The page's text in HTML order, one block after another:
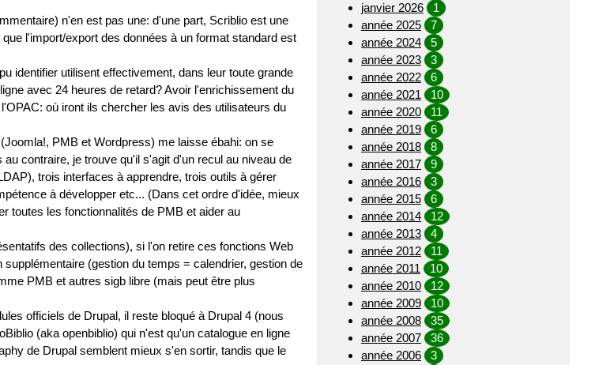
n'en est pas une: d'une part, Scriblio est une
l'import/export des données à un format standard est
identifier utilisent effectivement, dans leur toute grande
avec 24 heures de retard? Avoir l'enrichissement du
où iront ils chercher les avis des utilisateurs du
PMB et Wordpress) me laisse ébahi: on se
contraire, je trouve qu'il s'agit d'un recul au niveau de
trois interfaces à apprendre, trois outils à gérer
à développer etc... (Dans cet ordre d'idée, mieux
toutes les fonctionnalités de PMB et aider au
des collections), si l'on retire ces fonctions Web
(gestion du temps = calendrier, gestion de
PMB et autres sigb libre (mais peut être plus
officiels de Drupal, il reste bloqué à Drupal 4 (nous
(aka openbiblio) qui n'est qu'un catalogue en ligne
de Drupal semblent mieux s'en sortir, tandis que le
janvier 2026
1
année 2025
7
année 2024
5
année 2023
3
année 2022
6
année 2021
10
année 2020
11
année 2019
6
année 2018
8
année 2017
9
année 2016
3
année 2015
6
année 2014
12
année 2013
4
année 2012
11
année 2011
10
année 2010
12
année 2009
10
année 2008
35
année 2007
36
année 2006
3